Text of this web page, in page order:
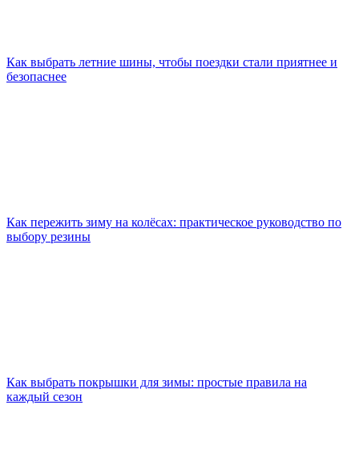
Как выбрать летние шины, чтобы поездки стали приятнее и
безопаснее
Как пережить зиму на колёсах: практическое руководство по
выбору резины
Как выбрать покрышки для зимы: простые правила на
каждый сезон